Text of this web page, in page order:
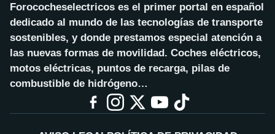
Forococheselectricos es el primer portal en español
dedicado al mundo de las tecnologías de transporte
sostenibles, y donde prestamos especial atención a
las nuevas formas de movilidad. Coches eléctricos,
motos eléctricas, puntos de recarga, pilas de
combustible de hidrógeno…